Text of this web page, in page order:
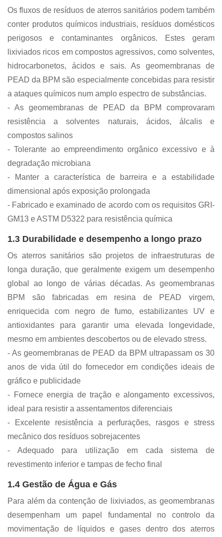
Os fluxos de resíduos de aterros sanitários podem também
conter produtos químicos industriais, resíduos domésticos
perigosos e contaminantes orgânicos. Estes geram
lixiviados ricos em compostos agressivos, como solventes,
hidrocarbonetos, ácidos e sais. As geomembranas de
PEAD da BPM são especialmente concebidas para resistir
a ataques químicos num amplo espectro de substâncias.
- As geomembranas de PEAD da BPM comprovaram
resistência a solventes naturais, ácidos, álcalis e
compostos salinos
- Tolerante ao empreendimento orgânico excessivo e à
degradação microbiana
- Manter a característica de barreira e a estabilidade
dimensional após exposição prolongada
- Fabricado e examinado de acordo com os requisitos GRI-
GM13 e ASTM D5322 para resistência química
1.3 Durabilidade e desempenho a longo prazo
Os aterros sanitários são projetos de infraestruturas de
longa duração, que geralmente exigem um desempenho
global ao longo de várias décadas. As geomembranas
BPM são fabricadas em resina de PEAD virgem,
enriquecida com negro de fumo, estabilizantes UV e
antioxidantes para garantir uma elevada longevidade,
mesmo em ambientes descobertos ou de elevado stress.
- As geomembranas de PEAD da BPM ultrapassam os 30
anos de vida útil do fornecedor em condições ideais de
gráfico e publicidade
- Fornece energia de tração e alongamento excessivos,
ideal para resistir a assentamentos diferenciais
- Excelente resistência a perfurações, rasgos e stress
mecânico dos resíduos sobrejacentes
- Adequado para utilização em cada sistema de
revestimento inferior e tampas de fecho final
1.4 Gestão de Água e Gás
Para além da contenção de lixiviados, as geomembranas
desempenham um papel fundamental no controlo da
movimentação de líquidos e gases dentro dos aterros